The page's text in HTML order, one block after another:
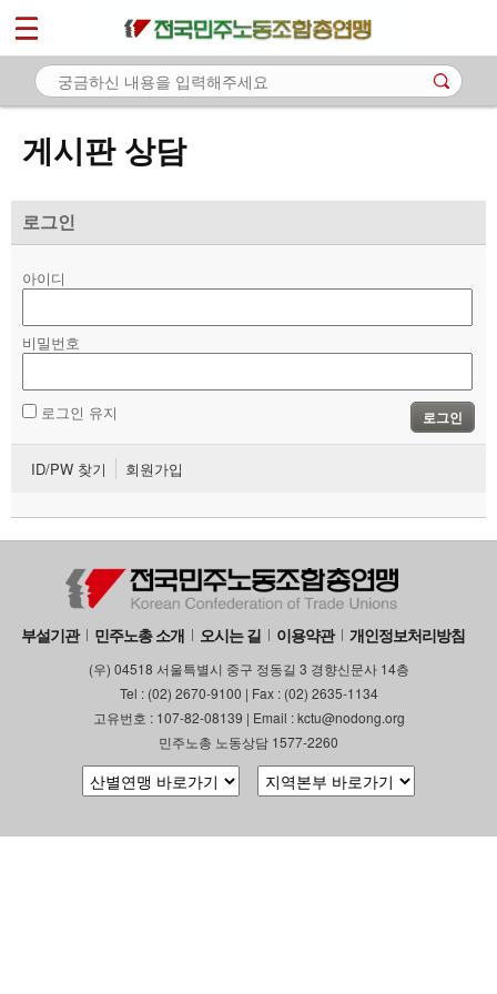
게시판 상담
로그인
아이디
비밀번호
로그인 유지 로그인
ID/PW 찾기 회원가입
부설기관 민주노총 소개 오시는 길 이용약관 개인정보처리방침
(우) 04518 서울특별시 중구 정동길 3 경향신문사 14층
Tel : (02) 2670-9100 | Fax : (02) 2635-1134
고유번호 : 107-82-08139 | Email : kctu@nodong.org
민주노총 노동상담 1577-2260
마이페이지
소개
노동상담
- 게시판 상담
- 바로보기
- 찾아보기
- 전국 노동상담소 안내
자료
부설기관